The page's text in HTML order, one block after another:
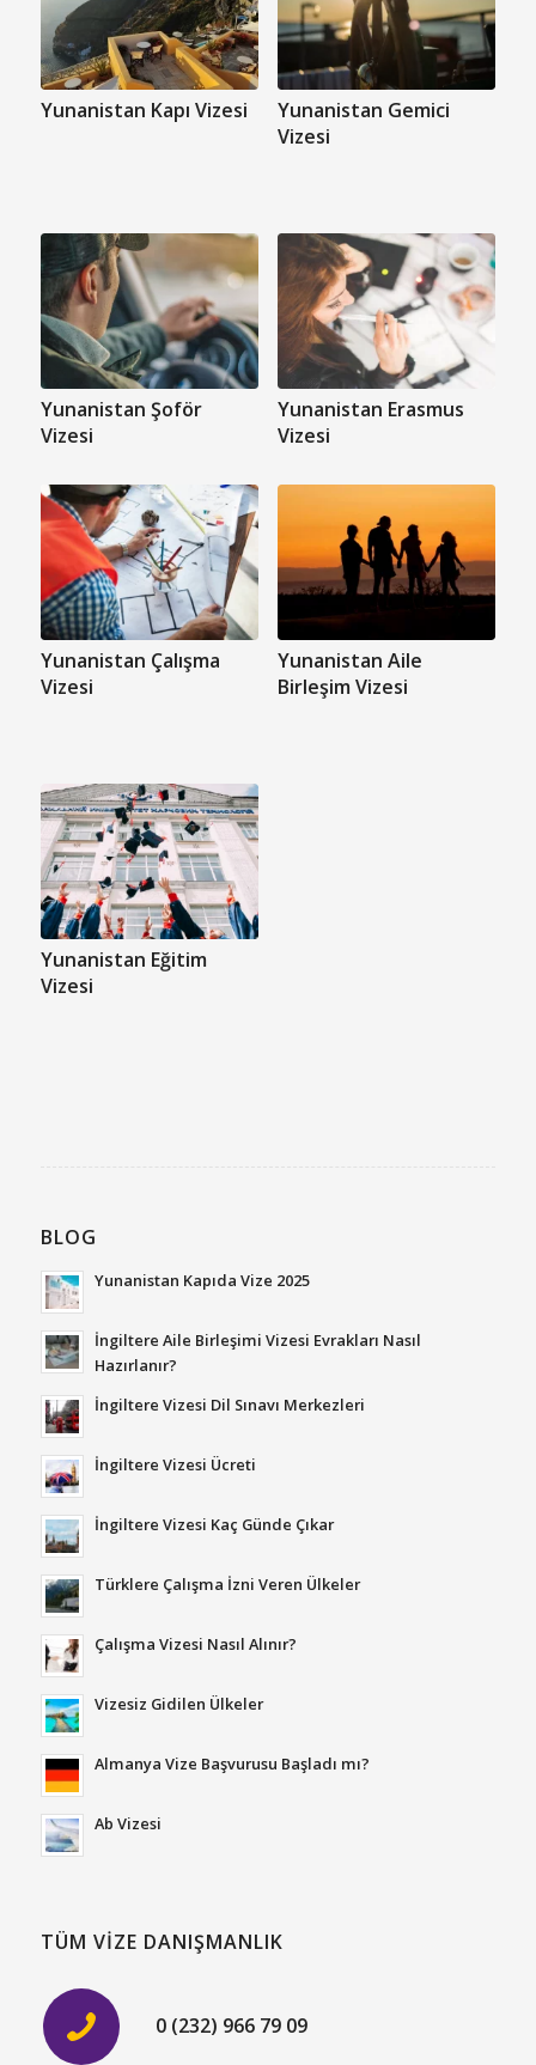
Yunanistan Kapı Vizesi
Yunanistan Gemici
Vizesi
Yunanistan Şoför
Vizesi
Yunanistan Erasmus
Vizesi
Yunanistan Çalışma
Vizesi
Yunanistan Aile
Birleşim Vizesi
Yunanistan Eğitim
Vizesi
BLOG
Yunanistan Kapıda Vize 2025
İngiltere Aile Birleşimi Vizesi Evrakları Nasıl
Hazırlanır?
İngiltere Vizesi Dil Sınavı Merkezleri
İngiltere Vizesi Ücreti
İngiltere Vizesi Kaç Günde Çıkar
Türklere Çalışma İzni Veren Ülkeler
Çalışma Vizesi Nasıl Alınır?
Vizesiz Gidilen Ülkeler
Almanya Vize Başvurusu Başladı mı?
Ab Vizesi
TÜM VIZE DANIŞMANLIK
0 (232) 966 79 09